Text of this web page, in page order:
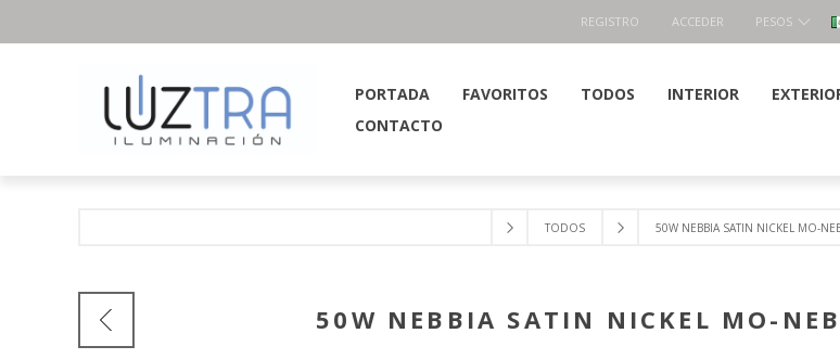
REGISTRO ACCEDER PESOS
PORTADA FAVORITOS TODOS INTERIOR
CONTACTO
TODOS 50W NEBBIA SATIN NICKEL MO-
50W NEBBIA SATIN NICKEL MO-